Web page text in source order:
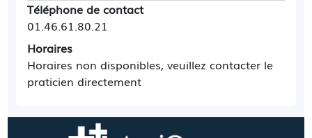
Téléphone de contact
01.46.61.80.21
Horaires
Horaires non disponibles, veuillez contacter le
praticien directement